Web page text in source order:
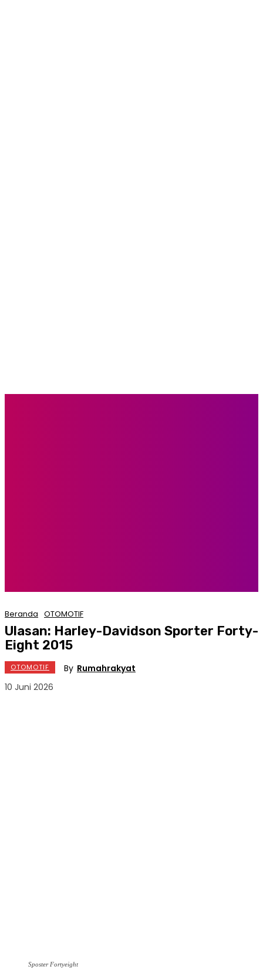
Beranda OTOMOTIF
Ulasan: Harley-Davidson Sporter Forty-
Eight 2015
OTOMOTIF By Rumahrakyat
10 Juni 2026
Sposter Fortyeight